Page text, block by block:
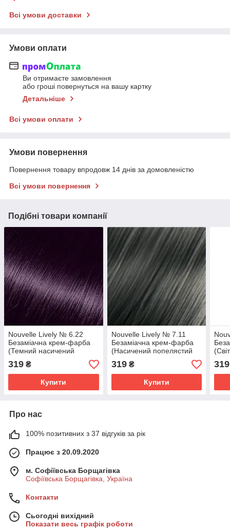
Всі умови доставки
Умови оплати
Ви отримаєте замовлення
або гроші повернуться на вашу картку
Детальніше
Всі умови оплати
Умови повернення
Повернення товару впродовж 14 днів за домовленістю
Всі умови повернення
Подібні товари компанії
Nouvelle Lively № 6.22
Безаміачна крем-фарба
(Темний насичений
фіолетовий блонд) 100мл.
319 ₴
Купити
Nouvelle Lively № 7.11
Безаміачна крем-фарба
(Насичений попелястий
блонд) 100 мл.
319₴
Купити
319
Про нас
100% позитивних з 37 відгуків за рік
Працює з 20.09.2020
м. Софіївська Борщагівка
Софіївська Борщагівка, Україна
Контакти
Сьогодні вихідний
Показати весь графік роботи